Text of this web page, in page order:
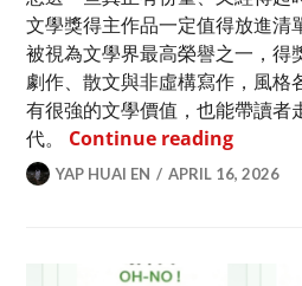
文學獎得主作品一定值得放進清
被視為文學界最高榮譽之一，得
劇作、散文與非虛構寫作，風格
有很強的文學價值，也能帶讀者
代。 Continue reading世界讀
YAP HUAI EN APRIL 16, 2026